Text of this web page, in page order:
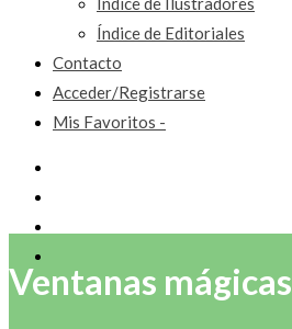
Índice de Editoriales
Contacto
Acceder/Registrarse
Mis Favoritos -
Ventanas mágicas